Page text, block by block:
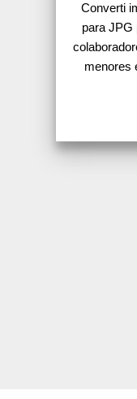
Converti
para JPG
menores